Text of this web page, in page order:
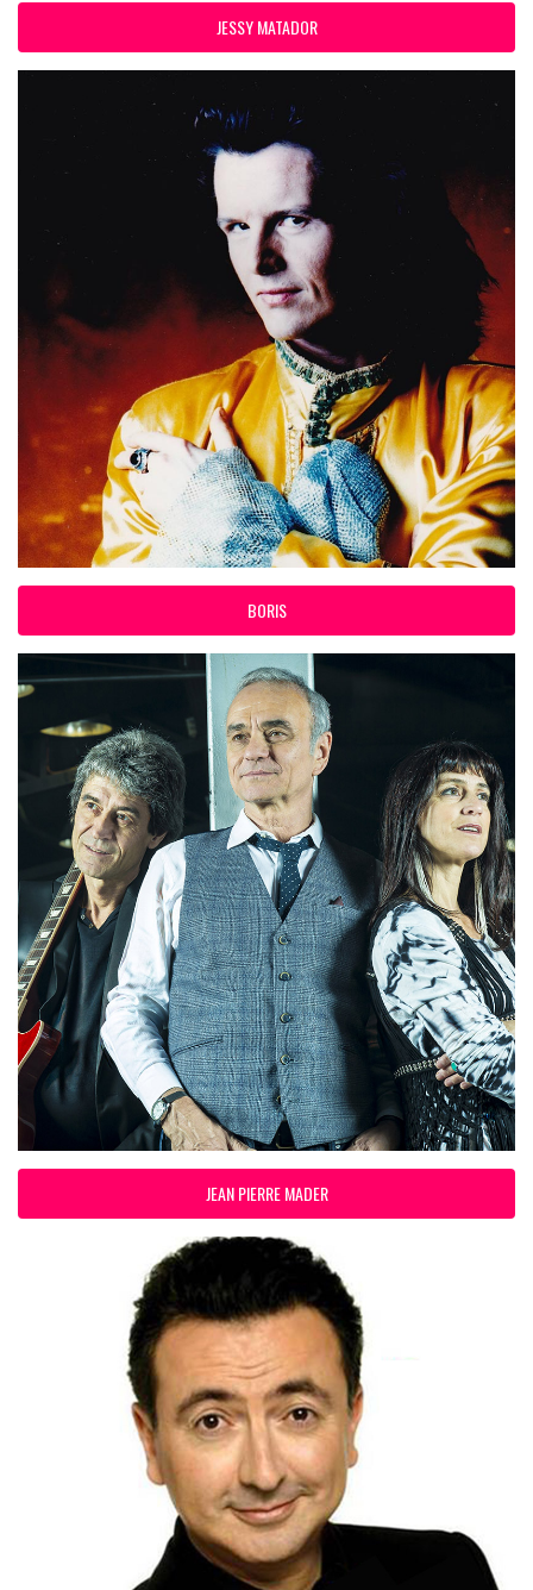
JESSY MATADOR
BORIS
JEAN PIERRE MADER